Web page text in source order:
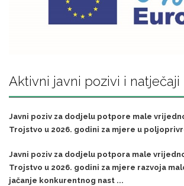
Aktivni javni pozivi i natječaji
Javni poziv za dodjelu potpore male
Trojstvo u 2026. godini za mjere u
Javni poziv za dodjelu potpora male
Trojstvo u 2026. godini za mjere razvoja
jačanje konkurentnog nast ...